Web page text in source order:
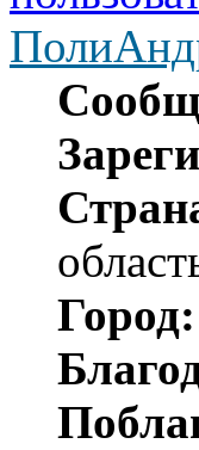
Город: